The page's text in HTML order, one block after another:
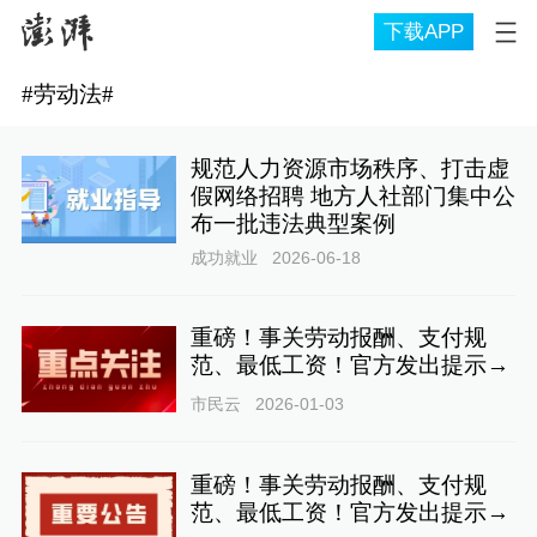
下载APP
#劳动法#
规范人力资源市场秩序、打击虚
假网络招聘 地方人社部门集中公
布一批违法典型案例
成功就业 2026-06-18
重磅！事关劳动报酬、支付规
范、最低工资！官方发出提示→
市民云 2026-01-03
重磅！事关劳动报酬、支付规
范、最低工资！官方发出提示→